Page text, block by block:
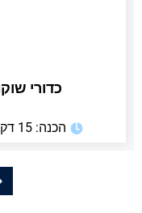
כדורי
הכנה: 15 דקות